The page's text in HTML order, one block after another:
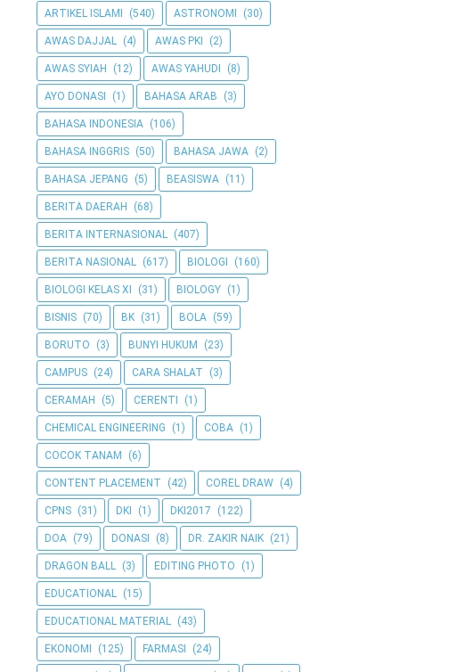
ARTIKEL ISLAMI (540) ASTRONOMI (30)
AWAS DAJJAL (4) AWAS PKI (2)
AWAS SYIAH (12) AWAS YAHUDI (8)
AYO DONASI (1) BAHASA ARAB (3)
BAHASA INDONESIA (106)
BAHASA INGGRIS (50) BAHASA JAWA (2)
BAHASA JEPANG (5) BEASISWA (11)
BERITA DAERAH (68)
BERITA INTERNASIONAL (407)
BERITA NASIONAL (617) BIOLOGI (160)
BIOLOGI KELAS XI (31) BIOLOGY (1)
BISNIS (70) BK (31) BOLA (59)
BORUTO (3) BUNYI HUKUM (23)
CAMPUS (24) CARA SHALAT (3)
CERAMAH (5) CERENTI (1)
CHEMICAL ENGINEERING (1) COBA (1)
COCOK TANAM (6)
CONTENT PLACEMENT (42) COREL DRAW (4)
CPNS (31) DKI (1) DKI2017 (122)
DOA (79) DONASI (8) DR. ZAKIR NAIK (21)
DRAGON BALL (3) EDITING PHOTO (1)
EDUCATIONAL (15)
EDUCATIONAL MATERIAL (43)
EKONOMI (125) FARMASI (24)